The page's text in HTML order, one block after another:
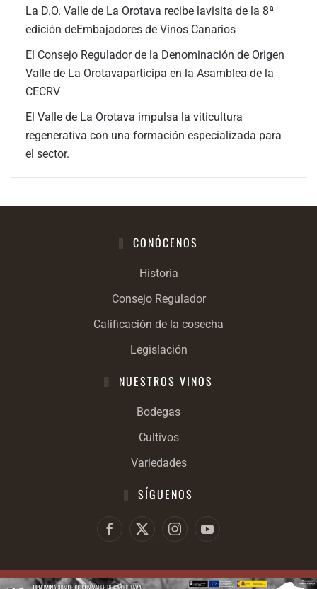
La D.O. Valle de La Orotava recibe lavisita de la 8ª
edición deEmbajadores de Vinos Canarios
El Consejo Regulador de la Denominación de Origen
Valle de La Orotavaparticipa en la Asamblea de la
CECRV
El Valle de La Orotava impulsa la viticultura
regenerativa con una formación especializada para
el sector.
CONÓCENOS
Historia
Consejo Regulador
Calificación de la cosecha
Legislación
NUESTROS VINOS
Bodegas
Cultivos
Variedades
SÍGUENOS